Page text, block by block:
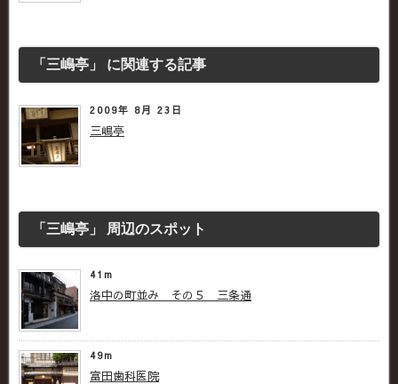
「三嶋亭」 に関連する記事
2009年 8月 23日
三嶋亭
「三嶋亭」 周辺のスポット
41m
洛中の町並み その５ 三条通
49m
富田歯科医院